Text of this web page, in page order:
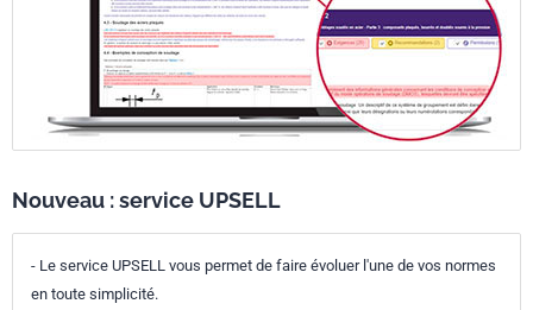
Nouveau : service UPSELL
- Le service UPSELL vous permet de faire évoluer l'une de vos normes
en toute simplicité.